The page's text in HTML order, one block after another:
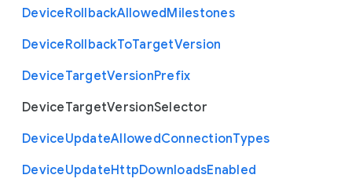
DeviceRollbackAllowedMilestones
DeviceRollbackToTargetVersion
DeviceTargetVersionPrefix
DeviceTargetVersionSelector
DeviceUpdateAllowedConnectionTypes
DeviceUpdateHttpDownloadsEnabled